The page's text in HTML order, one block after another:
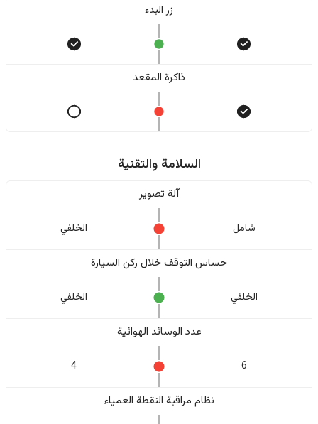
زر البدء
ذاكرة المقعد
السلامة والتقنية
آلة تصوير
شامل الخلفي
حساس التوقف خلال ركن السيارة
الخلفي الخلفي
عدد الوسائد الهوائية
6
4
نظام مراقبة النقطة العمياء